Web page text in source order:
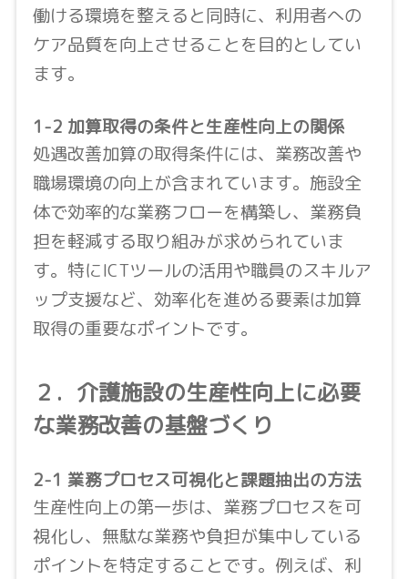
働ける環境を整えると同時に、利用者への
ケア品質を向上させることを目的としてい
ます。
1-2 加算取得の条件と生産性向上の関係
処遇改善加算の取得条件には、業務改善や
職場環境の向上が含まれています。施設全
体で効率的な業務フローを構築し、業務負
担を軽減する取り組みが求められていま
す。特にICTツールの活用や職員のスキルア
ップ支援など、効率化を進める要素は加算
取得の重要なポイントです。
２．介護施設の生産性向上に必要
な業務改善の基盤づくり
2-1 業務プロセス可視化と課題抽出の方法
生産性向上の第一歩は、業務プロセスを可
視化し、無駄な業務や負担が集中している
ポイントを特定することです。例えば、利